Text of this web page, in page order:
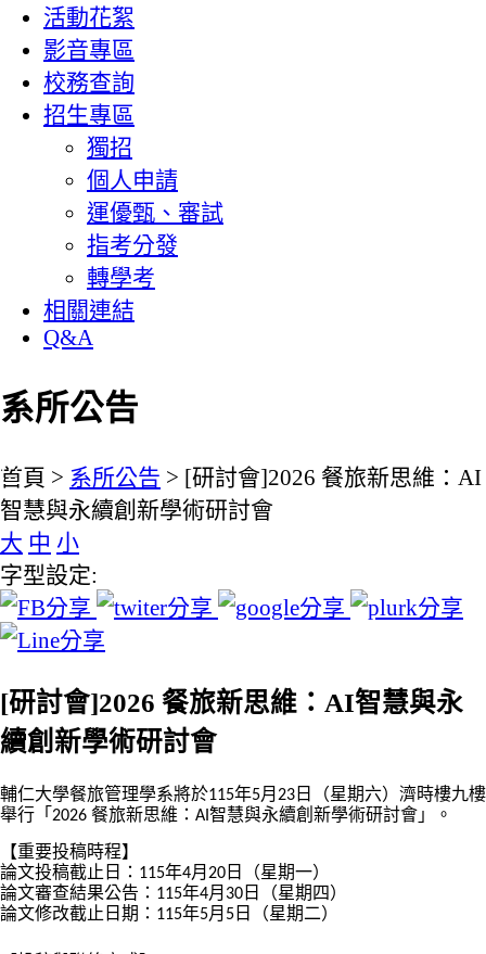
活動花絮
影音專區
校務查詢
招生專區
獨招
個人申請
運優甄、審試
指考分發
轉學考
相關連結
Q&A
系所公告
:::
首頁 > 系所公告 > [研討會]2026 餐旅新思維：AI
智慧與永續創新學術研討會
大 中 小
字型設定:
[研討會]2026 餐旅新思維：AI智慧與永
續創新學術研討會
輔仁大學餐旅管理學系將於115年5月23日（星期六）濟時樓九樓
舉行「2026 餐旅新思維：AI智慧與永續創新學術研討會」。
【重要投稿時程】
論文投稿截止日：115年4月20日（星期一）
論文審查結果公告：115年4月30日（星期四）
論文修改截止日期：115年5月5日（星期二）